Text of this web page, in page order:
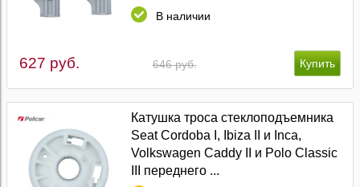
В наличии
646 руб.
627 руб.
Катушка троса стеклоподъемника
Seat Cordoba I, Ibiza II и Inca,
Volkswagen Caddy II и Polo Classic
III переднего ...